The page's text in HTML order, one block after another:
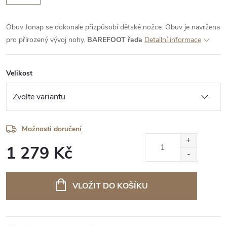
Obuv Jonap se dokonale přizpůsobí dětské nožce. Obuv je navržena
pro přirozený vývoj nohy. BAREFOOT řada Detailní informace
Velikost
Možnosti doručení
1 279 Kč
VLOŽIT DO KOŠÍKU